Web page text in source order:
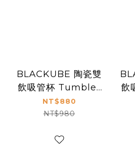
BLACKUBE 陶瓷雙
飲吸管杯 Tumbler
600ml - 淺調單寧
(不鏽鋼吸管)
NT$880
NT$980
飲